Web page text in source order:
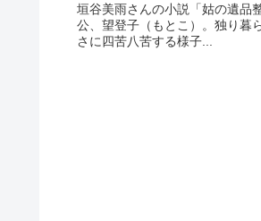
垣谷美雨さんの小説「姑の遺品
公、望登子（もとこ）。独り暮
さに四苦八苦する様子...